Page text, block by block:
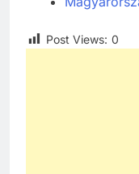
Post Views: 0